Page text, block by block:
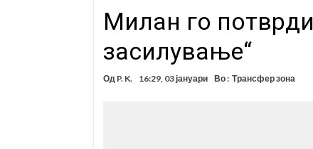
Милан го
засилување“
Од P. K. 16:29, 03 јануари Во : Трансфер зона